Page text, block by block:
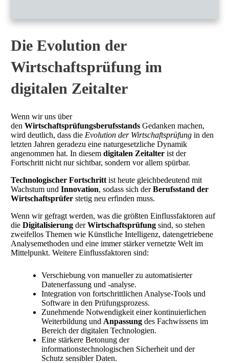
Die Evolution der
Wirtschaftsprüfung im
digitalen Zeitalter
Wenn wir uns über
den Wirtschaftsprüfungsberufsstands Gedanken machen,
wird deutlich, dass die Evolution der Wirtschaftsprüfung in den
letzten Jahren geradezu eine naturgesetzliche Dynamik
angenommen hat. In diesem digitalen Zeitalter ist der
Fortschritt nicht nur sichtbar, sondern vor allem spürbar.
Technologischer Fortschritt ist heute gleichbedeutend mit
Wachstum und Innovation, sodass sich derBerufsstand der
Wirtschaftsprüfer stetig neu erfinden muss.
Wenn wir gefragt werden, was die größten Einflussfaktoren auf
die Digitalisierung derWirtschaftsprüfung sind, so stehen
zweifellos Themen wie Künstliche Intelligenz, datengetriebene
Analysemethoden und eine immer stärker vernetzte Welt im
Mittelpunkt. Weitere Einflussfaktoren sind:
Verschiebung von manueller zu automatisierter
Datenerfassung und -analyse.
Integration von fortschrittlichen Analyse-Tools und
Software in den Prüfungsprozess.
Zunehmende Notwendigkeit einer kontinuierlichen
Weiterbildung und Anpassung des Fachwissens im
Bereich der digitalen Technologien.
Eine stärkere Betonung der
informationstechnologischen Sicherheit und der
Schutz sensibler Daten.